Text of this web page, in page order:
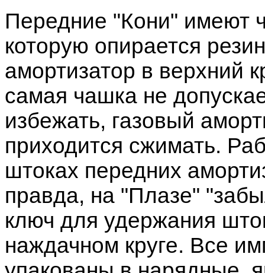
Передние "Кони" имеют
которую опирается
амортизатор в верхний
самая чашка не
избежать, газовый
приходится сжимать.
штоках передних
правда, на "Плазе"
ключ для удержания
наждачном круге. Все